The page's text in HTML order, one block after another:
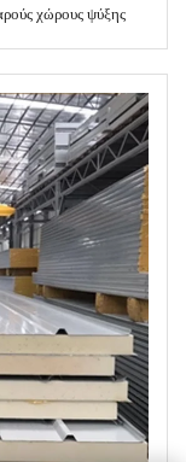
χώρους ψύξης